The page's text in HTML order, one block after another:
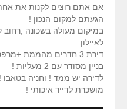
אם אתם רוצים לקנות את אחת
הגעתם למקום הנכון !
במיקום מעולה בשכונה ,רחוב
לאיילון
דירת 3 חדרים מהממת +מרפסת שמש מושלמת לאירוח !
בניין מסודר עם 2 מעליות !
לדירה יש ממד ! וחניה בטאבו
מושכרת לדייר איכותי !